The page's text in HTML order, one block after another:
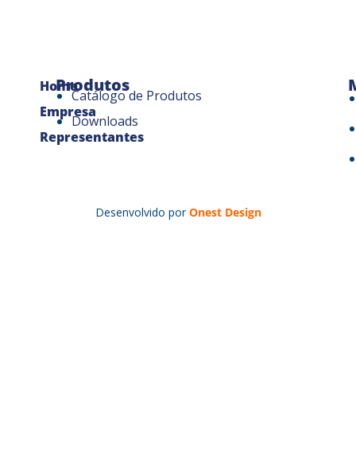
Home
Empresa
Representantes
Produtos
Catálogo de Produtos
Downloads
Desenvolvido por Onest Design